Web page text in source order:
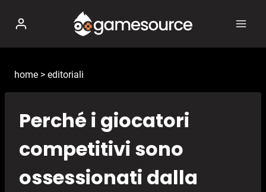
contenuto
home > editoriali
Perché i giocatori
competitivi sono
ossessionati dalla